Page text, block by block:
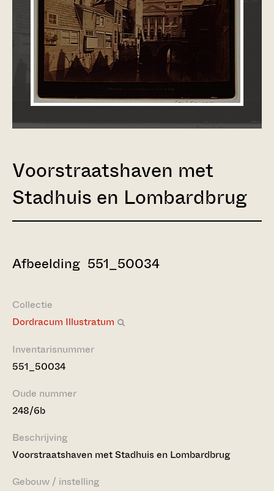
Voorstraatshaven met
Stadhuis en Lombardbrug
Afbeelding 551_50034
Collectie
Dordracum Illustratum
Inventarisnummer
551_50034
Oude nummer
248/6b
Beschrijving
Voorstraatshaven met Stadhuis en Lombardbrug
Gebouw / instelling